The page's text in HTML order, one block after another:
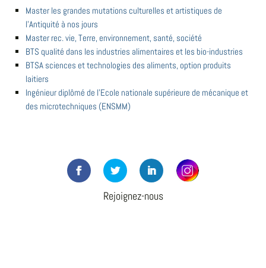
Master les grandes mutations culturelles et artistiques de
l'Antiquité à nos jours
Master rec. vie, Terre, environnement, santé, société
BTS qualité dans les industries alimentaires et les bio-industries
BTSA sciences et technologies des aliments, option produits
laitiers
Ingénieur diplômé de l'Ecole nationale supérieure de mécanique et
des microtechniques (ENSMM)
Rejoignez-nous